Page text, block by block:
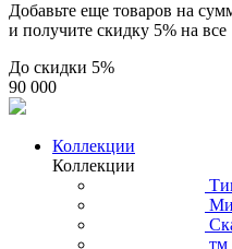
Добавьте еще товаров на
и получите скидку 5% на все
До скидки 5%
90 000
Коллекции
Коллекции
тм